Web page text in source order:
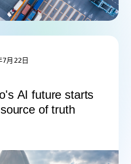
7月22日
AI future starts
of truth